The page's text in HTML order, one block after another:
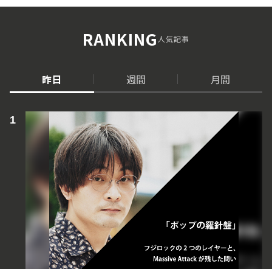
RANKING人気記事
昨日 週間 月間